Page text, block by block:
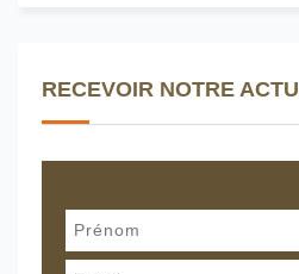
RECEVOIR NOTRE